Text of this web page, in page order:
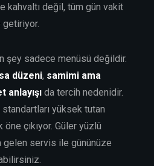
kahvaltı değil, tüm gün vakit
şey sadece menüsü değildir.
düzeni, samimi ama
da tercih nedenidir.
yüksek tutan
çıkıyor. Güler yüzlü
gelen servis ile gününüze